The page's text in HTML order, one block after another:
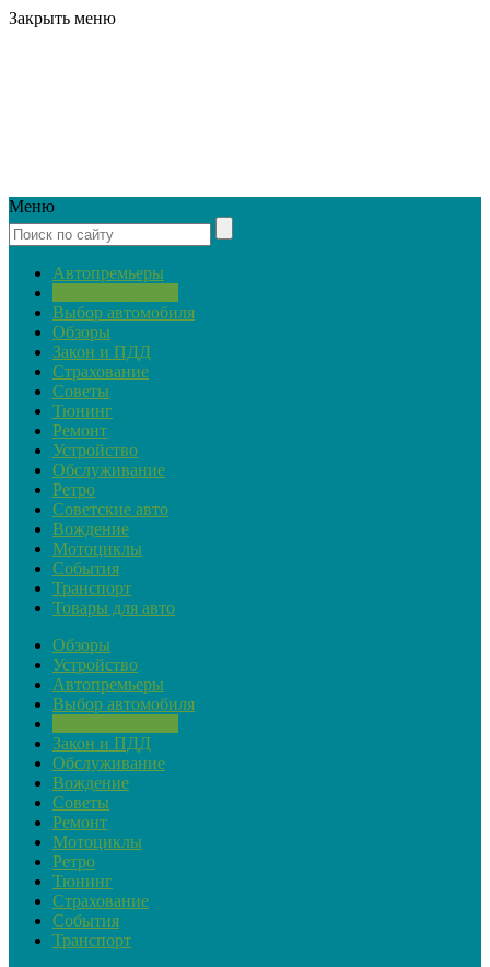
Закрыть меню
Меню
Автопремьеры
Выбор автомобиля
Обзоры
Закон и ПДД
Страхование
Советы
Тюнинг
Ремонт
Устройство
Обслуживание
Ретро
Советские авто
Вождение
Мотоциклы
События
Транспорт
Товары для авто
Обзоры
Устройство
Автопремьеры
Выбор автомобиля
Закон и ПДД
Обслуживание
Вождение
Советы
Ремонт
Мотоциклы
Ретро
Тюнинг
Страхование
События
Транспорт